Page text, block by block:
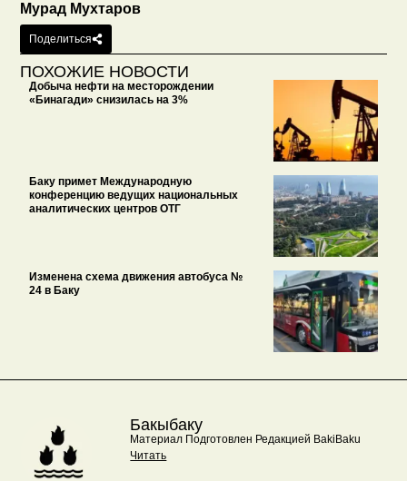
Мурад Мухтаров
Поделиться
ПОХОЖИЕ НОВОСТИ
Добыча нефти на месторождении
«Бинагади» снизилась на 3%
Баку примет Международную
конференцию ведущих национальных
аналитических центров ОТГ
Изменена схема движения автобуса №
24 в Баку
Бакыбаку
Материал Подготовлен Редакцией BakiBaku
Читать